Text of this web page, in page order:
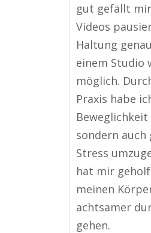
gut gefällt
Videos
Haltung
einem Studio
möglich.
Praxis habe
sondern
Stress
hat mir
meinen
achtsamer
gehen.